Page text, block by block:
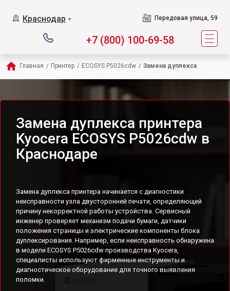
Краснодар ▼ Передовая улица, 59
+7 (800) 100-69-58
Главная / Принтер / ECOSYS P5026cdw / Замена дуплекса
Замена дуплекса принтера
Kyocera ECOSYS P5026cdw в
Краснодаре
Замена дуплекса принтера начинается с диагностики
неисправности узла двусторонней печати, определяющей
причину некорректной работы устройства. Сервисный
инженер проверяет механизм подачи бумаги, датчики
положения страницы и электрические компоненты блока
дуплексирования. Например, если неисправность обнаружена
в модели ECOSYS P5026cdw производства Kyocera,
специалисты используют фирменные инструменты и
диагностическое оборудование для точного выявления
поломки.